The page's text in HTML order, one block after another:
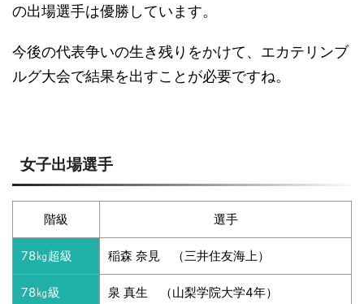
の出場選手は優勝しています。
今後の代表争いの生き残りをかけて、エカテリンブ
ルグ大会で結果を出すことが必要ですね。
女子出場選手
階級 選手
78㎏超級 稲森 奈見 （三井住友海上）
78㎏級 泉 真生 （山梨学院大学4年）